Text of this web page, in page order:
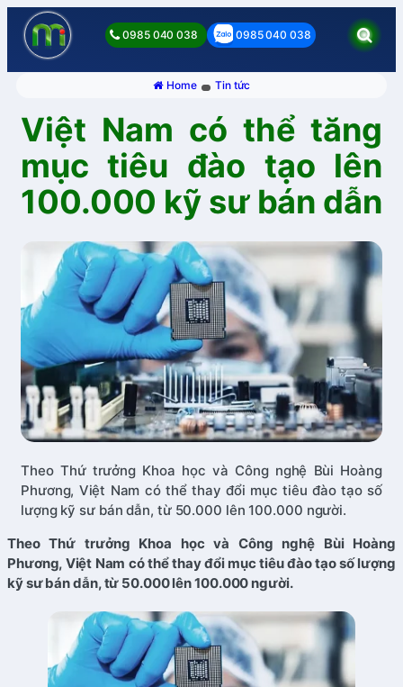
0985 040 038 0985 040 038
Home Tin tức
Việt Nam có thể tăng
mục tiêu đào tạo lên
100.000 kỹ sư bán dẫn
Theo Thứ trưởng Khoa học và Công nghệ Bùi Hoàng
Phương, Việt Nam có thể thay đổi mục tiêu đào tạo số
lượng kỹ sư bán dẫn, từ 50.000 lên 100.000 người.
Theo Thứ trưởng Khoa học và Công nghệ Bùi Hoàng
Phương, Việt Nam có thể thay đổi mục tiêu đào tạo số lượng
kỹ sư bán dẫn, từ 50.000 lên 100.000 người.